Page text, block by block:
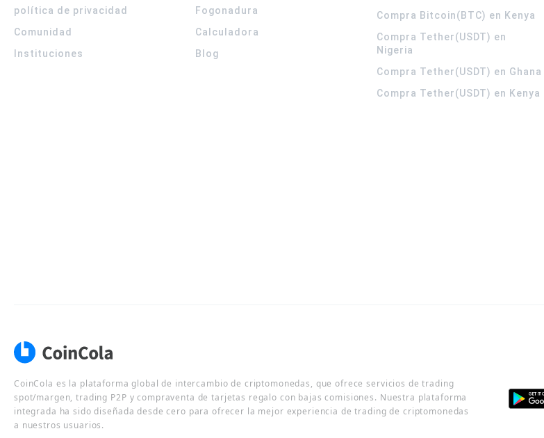
política de privacidad
Comunidad
Instituciones
Fogonadura
Calculadora
Blog
Compra Bitcoin(BTC) en Kenya
Compra Tether(USDT) en
Nigeria
Compra Tether(USDT) en Ghana
Compra Tether(USDT) en Kenya
CoinCola es la plataforma global de intercambio de criptomonedas, que ofrece servicios de trading
spot/margen, trading P2P y compraventa de tarjetas regalo con bajas comisiones. Nuestra plataforma
integrada ha sido diseñada desde cero para ofrecer la mejor experiencia de trading de criptomonedas
a nuestros usuarios.